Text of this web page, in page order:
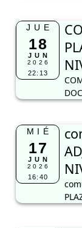
JUE
18
JUN
2026
22:13
MIÉ
17
JUN
2026
16:40